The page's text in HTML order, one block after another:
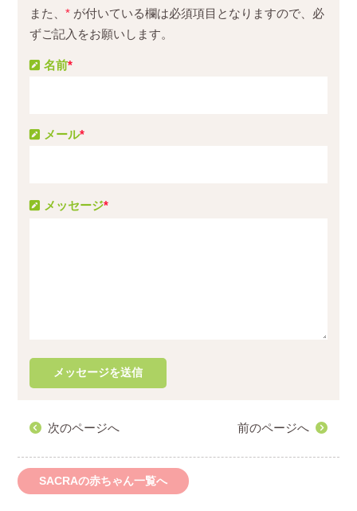
また、* が付いている欄は必須項目となりますので、必
ずご記入をお願いします。
メッセージ*
名前*
メール*
次のページへ 前のページへ
SACRAの赤ちゃん一覧へ